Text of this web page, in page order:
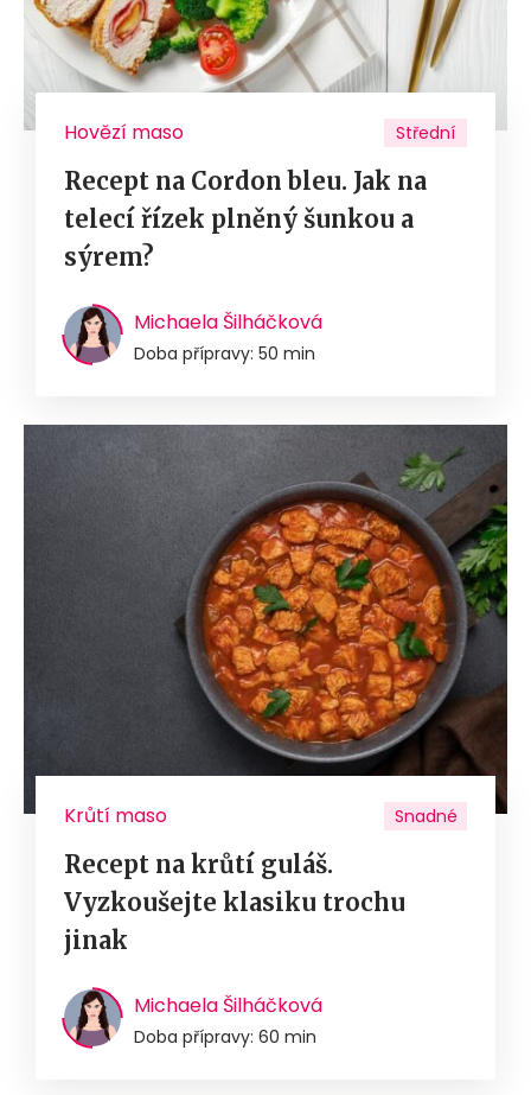
Hovězí maso Střední
Recept na Cordon bleu. Jak na
telecí řízek plněný šunkou a
sýrem?
Michaela Šilháčková
Doba přípravy: 50 min
Krůtí maso Snadné
Recept na krůtí guláš.
Vyzkoušejte klasiku trochu
jinak
Michaela Šilháčková
Doba přípravy: 60 min